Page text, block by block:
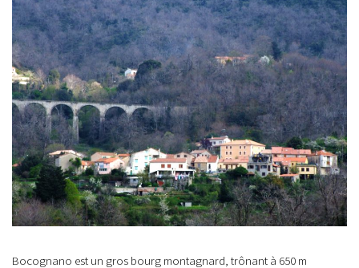
Bocognano est un gros bourg montagnard, trônant à 650 m